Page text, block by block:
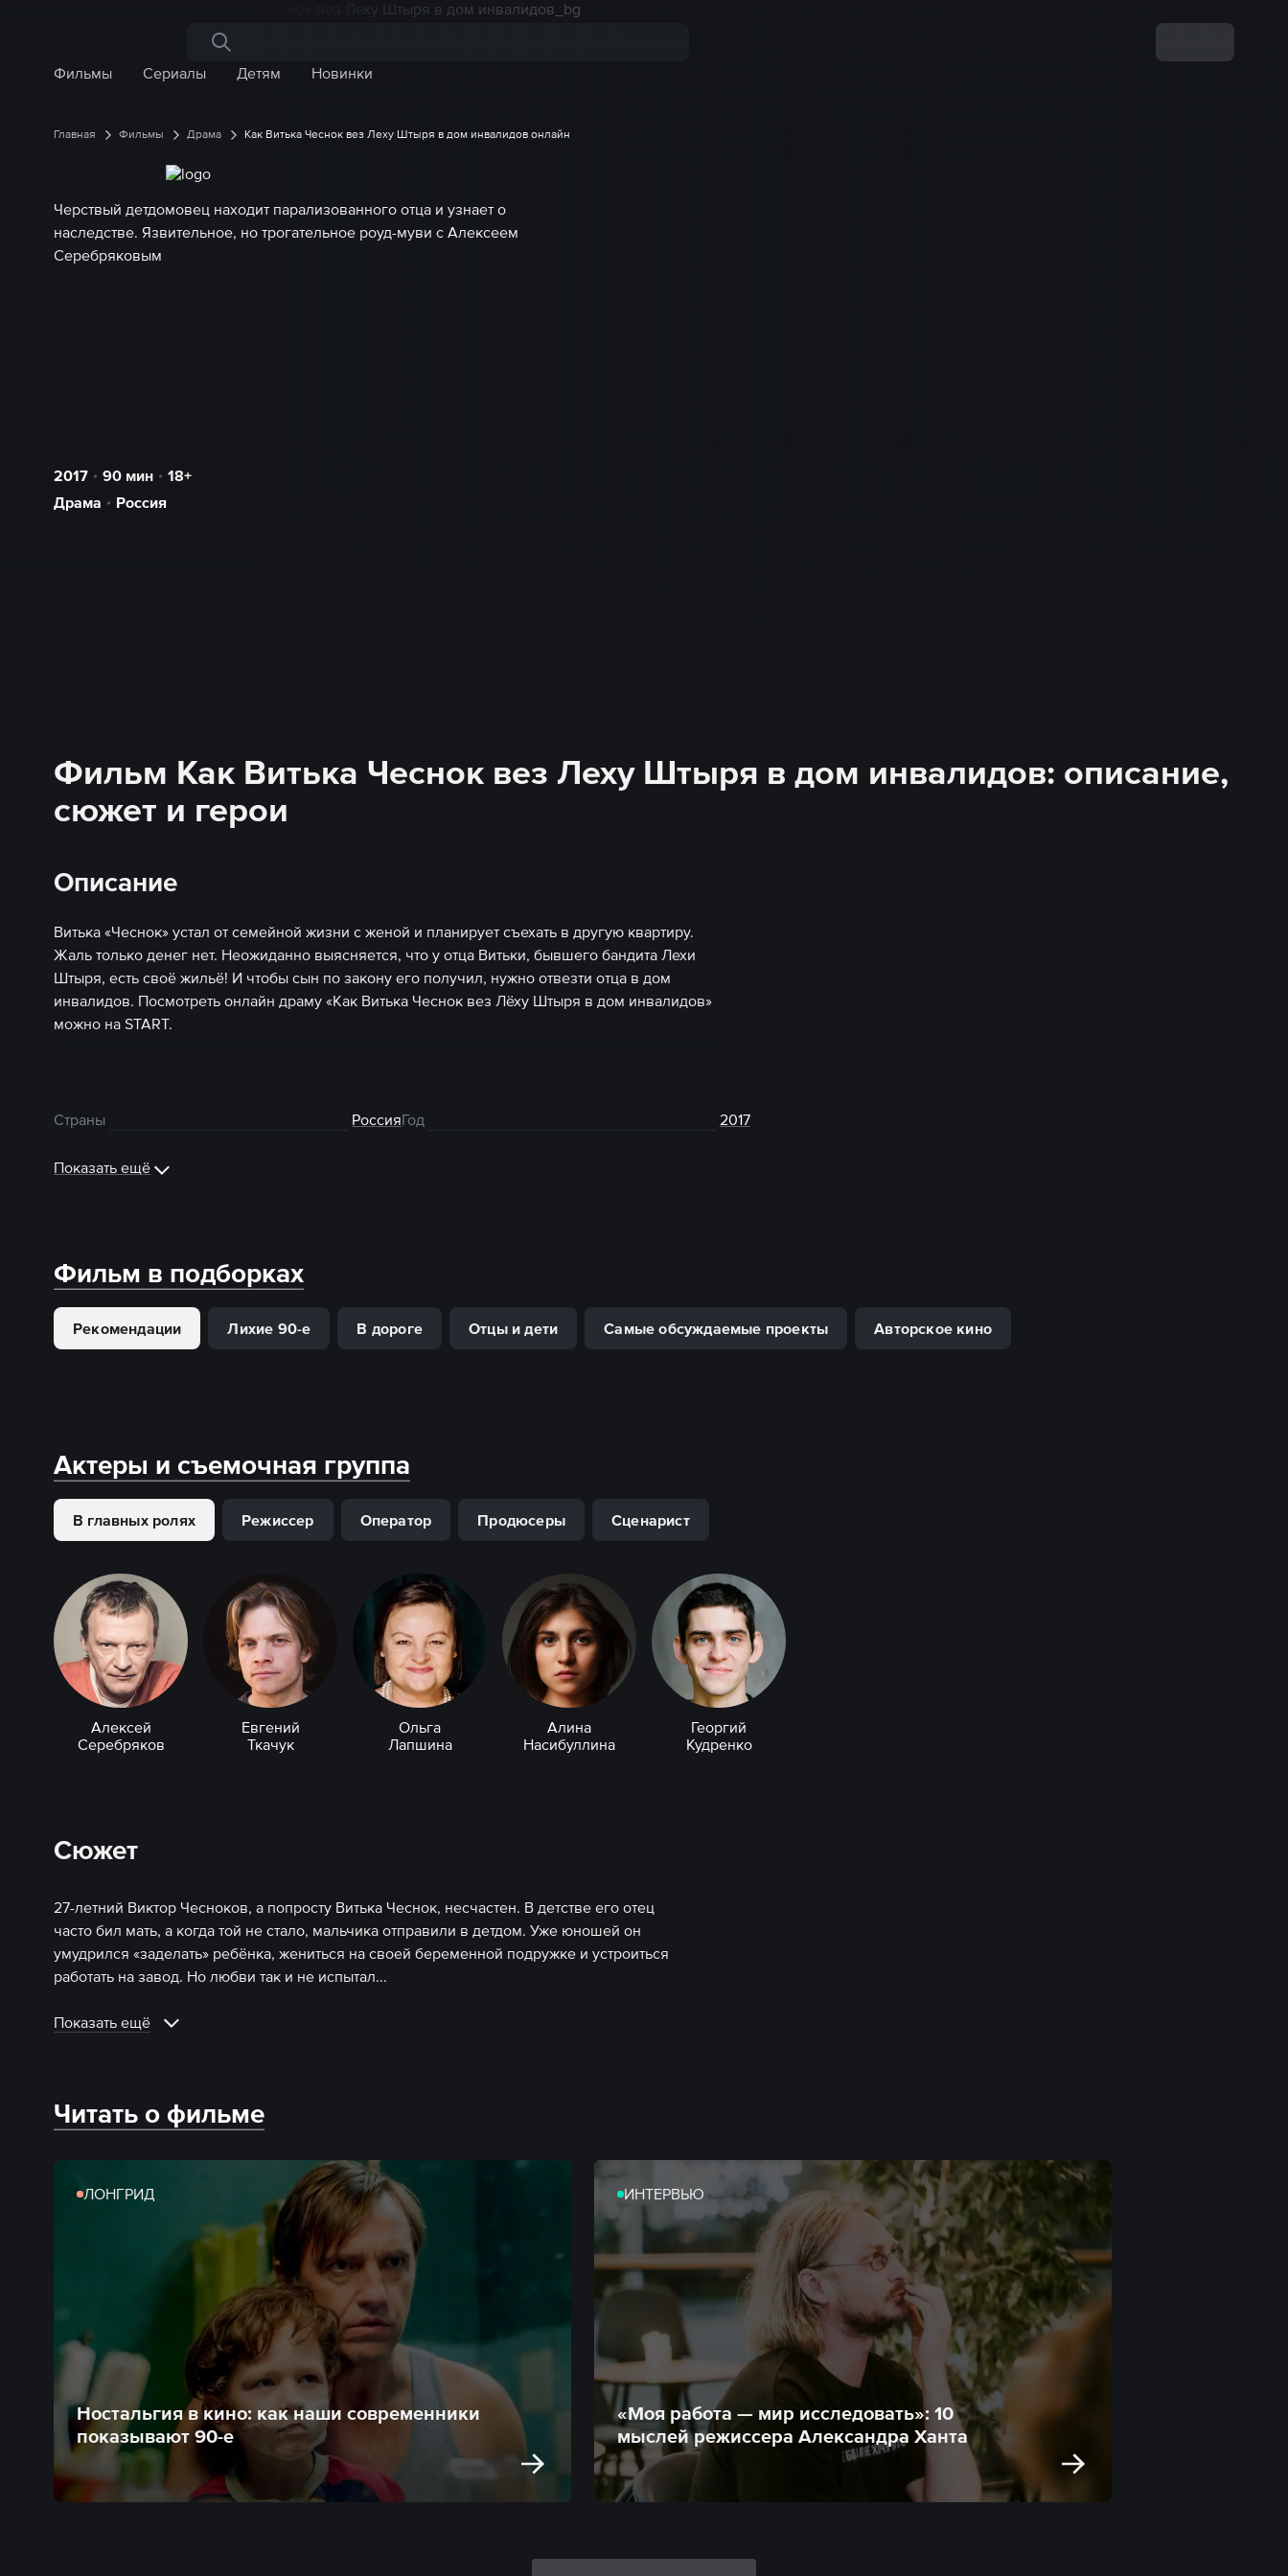
Поиск по сайту
Фильмы
Сериалы Детям Новинки
Главная Фильмы Драма Как Витька Чеснок вез Леху Штыря в дом инвалидов онлайн
Черствый детдомовец находит парализованного отца и узнает о
наследстве. Язвительное, но трогательное роуд-муви с Алексеем
Серебряковым
2017 90 мин
18+
Драма
Россия
Фильм Как Витька Чеснок вез Леху Штыря в дом инвалидов: описание,
сюжет и герои
Описание
Витька «Чеснок» устал от семейной жизни с женой и планирует съехать в другую квартиру.
Жаль только денег нет. Неожиданно выясняется, что у отца Витьки, бывшего бандита Лехи
Штыря, есть своё жильё! И чтобы сын по закону его получил, нужно отвезти отца в дом
инвалидов. Посмотреть онлайн драму «Как Витька Чеснок вез Лёху Штыря в дом инвалидов»
можно на START.
Страны РоссияГод 2017
Показать ещё
Фильм в подборках
Рекомендации Лихие 90-е В дороге Отцы и дети Самые обсуждаемые проекты Авторское кино
Актеры и съемочная группа
В главных ролях Режиссер Оператор Продюсеры Сценарист
Алексей
Серебряков
Евгений
Ткачук
Ольга
Лапшина
Алина
Насибуллина
Георгий
Кудренко
Сюжет
27-летний Виктор Чесноков, а попросту Витька Чеснок, несчастен. В детстве его отец
часто бил мать, а когда той не стало, мальчика отправили в детдом. Уже юношей он
умудрился «заделать» ребёнка, жениться на своей беременной подружке и устроиться
работать на завод. Но любви так и не испытал...
Показать ещё
Читать о фильме
ЛОНГРИД
Ностальгия в кино: как наши современники
показывают 90-е
ИНТЕРВЬЮ
«Моя работа — мир исследовать»: 10
мыслей режиссера Александра Ханта